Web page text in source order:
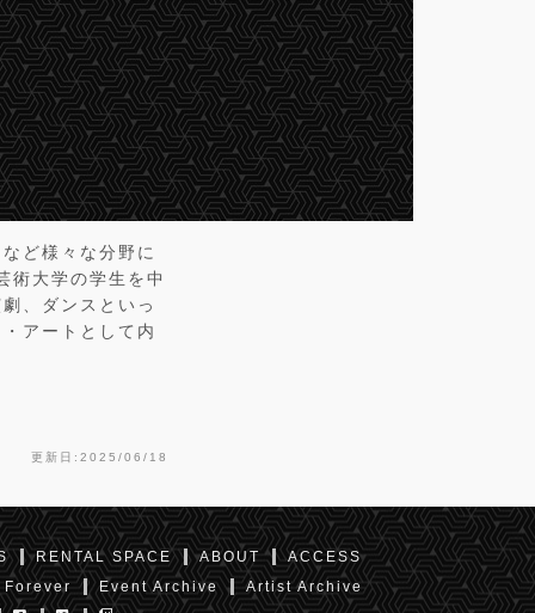
ど様々な分野に
術大学の学生を中
、ダンスといっ
アートとして内
更新日:2025/06/18
RENTAL SPACE ABOUT
ACCESS
Forever
Event Archive Artist Archive